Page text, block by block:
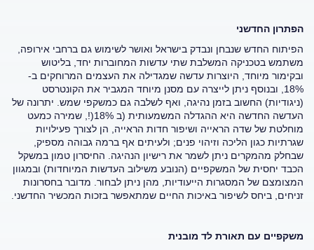
הפתרון החדשני
הפיתוח החדש שנבחן ונבדק בישראל ואושר לשימוש גם ברחבי אירופה,
משתמש בטכניקה המשלבת שתי עדשות המחוברות יחד, בליטוש
ובקימור מיוחד, היוצרות עדשה שמגדילה את העצמים המרוחקים ב-
18%, ובנוסף ניתן לייצרה עם מסנן מיוחד המגביר את הקונטרסט
(ניגודיות) החשוב בזמן נהיגה, ואף לשלבה גם כמשקפי שמש. יתרונה של
העדשה החדשה היא ההגדלה המשמעותית (ב 18%(!, שמירה כמעט
מוחלטת של שדה הראייה ושיפור חדות הראייה, הן לצורך פעילויות
שגרתיות כגון הליכה וזיהוי פנים; ולעיתים אף ברמה גבוהה מספיק,
שבחלק מהמקרים ניתן לשמר את רישיון הנהיגה. החיסרון טמון במשקל
הכבד יחסית של המשקפיים (הנובע משילוב העדשות המיוחדות) ובמגוון
המצומצם של המסגרות הייעודיות, מהן ניתן לבחור. מדובר בחסרונות
זניחים, ביחס לשיפור באיכות החיים שמתאפשר בזכות המכשיר החדשני.
משקפיים עם תאורת לד מובנית